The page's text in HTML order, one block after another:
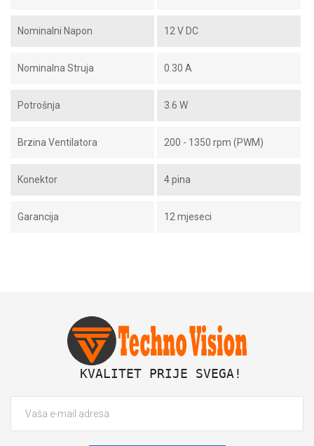
Nominalni Napon 12 V DC
Nominalna Struja 0.30 A
Potrošnja 3.6 W
Brzina Ventilatora 200 - 1350 rpm (PWM)
Konektor 4 pina
Garancija 12 mjeseci
KVALITET PRIJE SVEGA!